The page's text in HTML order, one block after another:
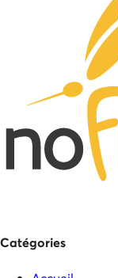
Catégories